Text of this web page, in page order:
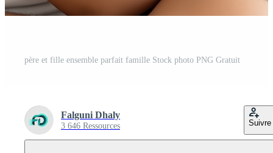
père et fille ensemble parfait famille Stock photo PNG Gratuit
Falguni Dhaly
3 646 Ressources Suivre